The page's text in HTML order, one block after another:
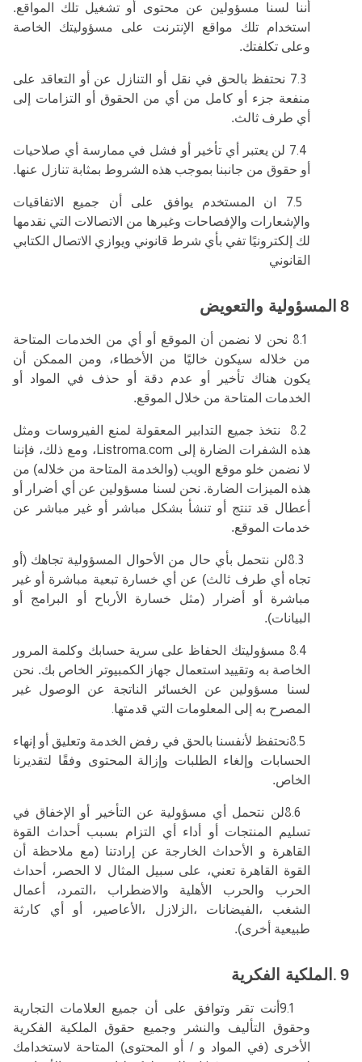
أننا لسنا مسؤولين عن محتوى أو تشغيل تلك المواقع.
استخدام تلك مواقع الإنترنت على مسؤوليتك الخاصة
وعلى تكلفتك.
7.3 نحتفظ بالحق في نقل أو التنازل عن أو التعاقد على
منفعة جزء أو كامل من أي من الحقوق أو التزامات إلى
أي طرف ثالث.
7.4 لن يعتبر أي تأخير أو فشل في ممارسة أي صلاحيات
أو حقوق من جانبنا بموجب هذه الشروط بمثابة تنازل عنها.
7.5 ان المستخدم يوافق على أن جميع الاتفاقيات
والإشعارات والإفصاحات وغيرها من الاتصالات التي نقدمها
لك إلكترونيًا تفي بأي شرط قانوني ويوازي الاتصال الكتابي
القانوني
8 المسؤولية والتعويض
8.1 نحن لا نضمن أن الموقع أو أي من الخدمات المتاحة
من خلاله سيكون خاليًا من الأخطاء، ومن الممكن أن
يكون هناك تأخير أو عدم دقة أو حذف في المواد أو
الخدمات المتاحة من خلال الموقع.
8.2 نتخذ جميع التدابير المعقولة لمنع الفيروسات ومثل
هذه الشفرات الضارة إلى Listroma.com ، ومع ذلك، فإننا
لا نضمن خلو موقع الويب (والخدمة المتاحة من خلاله) من
هذه الميزات الضارة. نحن لسنا مسؤولين عن أي أضرار أو
أعطال قد تنتج أو تنشأ بشكل مباشر أو غير مباشر عن
خدمات الموقع.
8.3لن نتحمل بأي حال من الأحوال المسؤولية تجاهك (أو
تجاه أي طرف ثالث) عن أي خسارة تبعية مباشرة أو غير
مباشرة أو أضرار (مثل خسارة الأرباح أو البرامج أو
البيانات).
8.4 مسؤوليتك الحفاظ على سرية حسابك وكلمة المرور
الخاصة به وتقييد استعمال جهاز الكمبيوتر الخاص بك. نحن
لسنا مسؤولين عن الخسائر الناتجة عن الوصول غير
المصرح به إلى المعلومات التي قدمتها.
8.5نحتفظ لأنفسنا بالحق في رفض الخدمة وتعليق أو إنهاء
الحسابات وإلغاء الطلبات وإزالة المحتوى وفقًا لتقديرنا
الخاص.
8.6لن نتحمل أي مسؤولية عن التأخير أو الإخفاق في
تسليم المنتجات أو أداء أي التزام بسبب أحداث القوة
القاهرة و الأحداث الخارجة عن إرادتنا (مع ملاحظة أن
القوة القاهرة تعني، على سبيل المثال لا الحصر، أحداث
الحرب والحرب الأهلية والاضطراب ،التمرد، أعمال
الشغب ،الفيضانات ،الزلازل ،الأعاصير، أو أي كارثة
طبيعية أخرى).
9
. الملكية الفكرية
9.1 أنت تقر وتوافق على أن جميع العلامات التجارية
وحقوق التأليف والنشر وجميع حقوق الملكية الفكرية
الأخرى (في المواد و / أو المحتوى) المتاحة لاستخدامك